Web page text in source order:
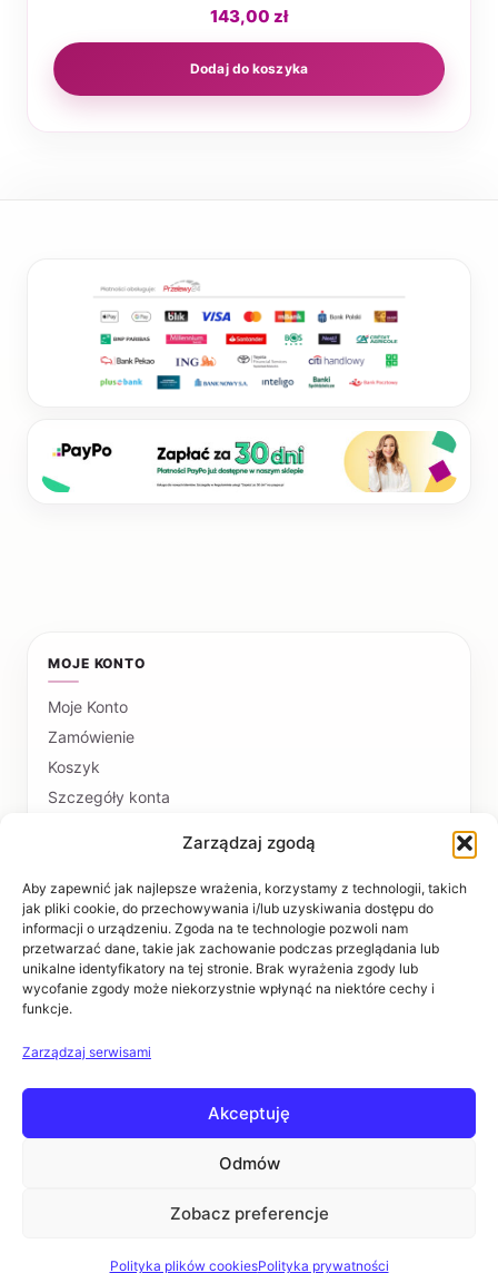
Zarządzaj zgodą
Aby zapewnić jak najlepsze wrażenia, korzystamy z technologii, takich
jak pliki cookie, do przechowywania i/lub uzyskiwania dostępu do
informacji o urządzeniu. Zgoda na te technologie pozwoli nam
przetwarzać dane, takie jak zachowanie podczas przeglądania lub
unikalne identyfikatory na tej stronie. Brak wyrażenia zgody lub
wycofanie zgody może niekorzystnie wpłynąć na niektóre cechy i
funkcje.
Zarządzaj serwisami
Akceptuję
Odmów
Zobacz preferencje
Polityka plików cookiesPolityka prywatności
143,00 zł
Dodaj do koszyka
MOJE KONTO
Moje Konto
Zamówienie
Koszyk
Szczegóły konta
PŁATNOŚCI I DOSTAWA
Formy płatności
Czas realizacji i koszty dostawy
INFORMACJE
Regulaminy